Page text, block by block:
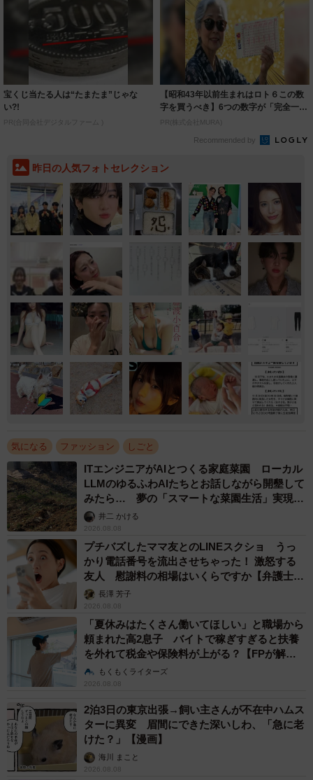
宝くじ当たる人は“たまたま”じゃな
い?!
PR(合同会社デジタルファーム )
【昭和43年以前生まれはロト６この数
字を買うべき】6つの数字が「完全一
致」する方...
PR(株式会社MURA)
Recommended by
昨日の人気フォトセレクション
気になる ファッション しごと
ITエンジニアがAIとつくる家庭菜園 ローカル
LLMのゆるふわAIたちとお話しながら開墾して
みたら… 夢の「スマートな菜園生活」実現な
るか井二 かける
2026.08.08
プチバズしたママ友とのLINEスクショ うっ
かり電話番号を流出させちゃった！ 激怒する
友人 慰謝料の相場はいくらですか【弁護士が
解説】長澤 芳子
2026.08.08
「夏休みはたくさん働いてほしい」と職場から
頼まれた高2息子 バイトで稼ぎすぎると扶養
を外れて税金や保険料が上がる？【FPが解
説】もくもくライターズ
2026.08.08
2泊3日の東京出張→飼い主さんが不在中ハムス
ターに異変 眉間にできた深いしわ、「急に老
けた？」【漫画】
海川 まこと
2026.08.08